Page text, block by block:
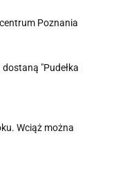
Poznania
"Pudełka
Wciąż można